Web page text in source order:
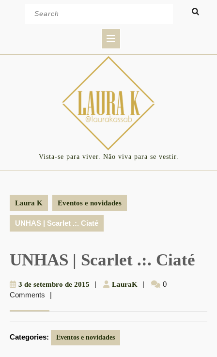
Button
Vista-se para viver. Não viva para se vestir.
Laura K Eventos e novidades
UNHAS | Scarlet .:. Ciaté
UNHAS | Scarlet .:. Ciaté
3 de setembro de 2015 | LauraK LauraK
|
0
Comments
|
Categories: Eventos e novidades